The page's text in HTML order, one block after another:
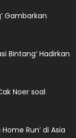
Gambarkan
Bintang’ Hadirkan
Noer soal
Home Run’ di Asia